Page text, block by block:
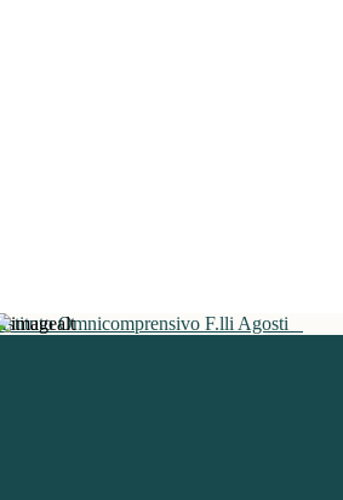
Istituto Omnicomprensivo F.lli Agosti